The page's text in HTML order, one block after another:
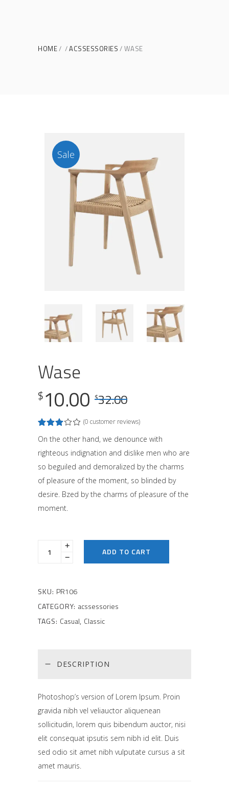
HOME ACSSESSORIES WASE
Sale
Wase
$32.00Original
price
was:
$32.00.
$10.00 Current
price
is:
$10.00.
Rated
out
5
based
on
1
customer
rating
(0 customer reviews)
On the other hand, we denounce with
righteous indignation and dislike men who are
so beguiled and demoralized by the charms
of pleasure of the moment, so blinded by
desire. Bzed by the charms of pleasure of the
moment.
ADD TO CART
SKU: PR106
CATEGORY: acssessories
TAGS: Casual, Classic
DESCRIPTION
Photoshop’s version of Lorem Ipsum. Proin
gravida nibh vel veliauctor aliquenean
sollicitudin, lorem quis bibendum auctor, nisi
elit consequat ipsutis sem nibh id elit. Duis
sed odio sit amet nibh vulputate cursus a sit
amet mauris.